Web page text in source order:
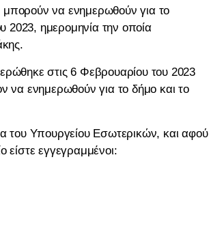
μπορούν να ενημερωθούν για το
2023, ημερομηνία την οποία
στις 6 Φεβρουαρίου του 2023
να ενημερωθούν για το δήμο και το
του Υπουργείου Εσωτερικών, και αφού
είστε εγγεγραμμένοι: